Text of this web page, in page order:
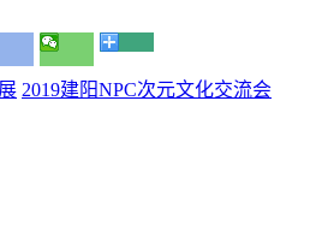
2019建阳NPC次元文化交流会